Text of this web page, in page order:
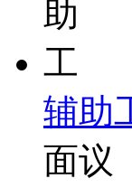
辅助
面议